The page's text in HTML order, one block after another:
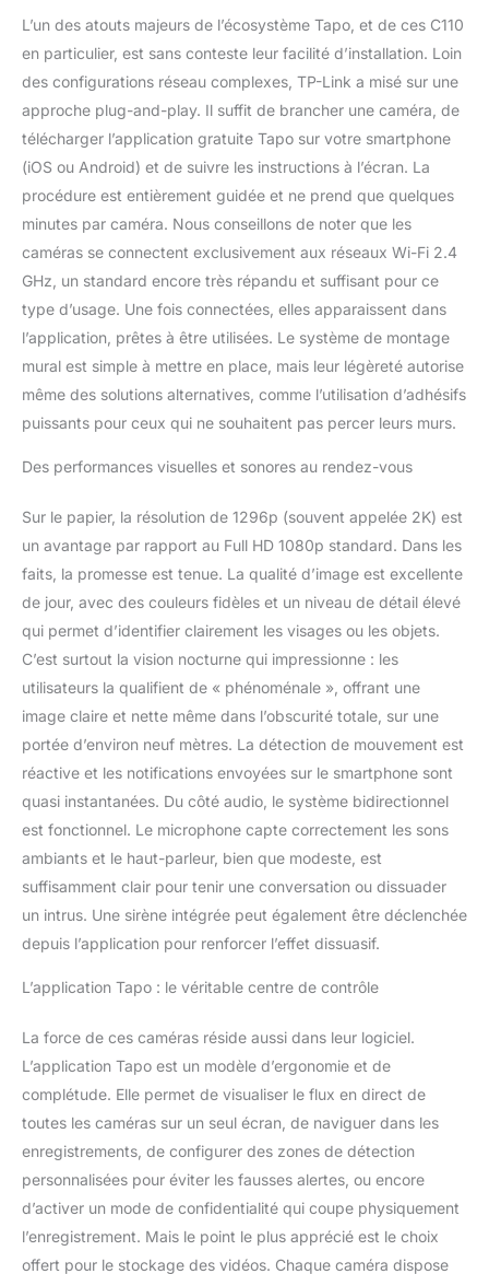
mouvement ou une
personne est détecté.
Les notifications des
que vous sachiez si c'est
votre animal de
compagnie qui joue ou si
quelqu'un est là.
Google Assistant.
Entièrement compatible
avec Amazon Alexa et
Google Assistant, utilisez
votre commande vocale
simple pour regarder la
caméra de sécurité
intérieure Tapo en direct
sur Echo Show ou
avec un écran. Obtenez
séquences de sécurité à
plus grand. Audio
bidirectionnel avec sirène
intégrée : ne quittez
jamais la maison avec
l'audio bidirectionnel
intégré. Utilisez-le
comme caméra pour
animaux de compagnie
avec application
téléphone pour
réconforter votre animal
de compagnie partout
dans le monde. Gardez
votre famille en sécurité
avec des caméras pour
maison contre les intrus.
L’un des atouts majeurs de l’écosystème Tapo, et de ces C110
en particulier, est sans conteste leur facilité d’installation. Loin
des configurations réseau complexes, TP-Link a misé sur une
approche plug-and-play. Il suffit de brancher une caméra, de
télécharger l’application gratuite Tapo sur votre smartphone
(iOS ou Android) et de suivre les instructions à l’écran. La
procédure est entièrement guidée et ne prend que quelques
minutes par caméra. Nous conseillons de noter que les
caméras se connectent exclusivement aux réseaux Wi-Fi 2.4
GHz, un standard encore très répandu et suffisant pour ce
type d’usage. Une fois connectées, elles apparaissent dans
l’application, prêtes à être utilisées. Le système de montage
mural est simple à mettre en place, mais leur légèreté autorise
même des solutions alternatives, comme l’utilisation d’adhésifs
puissants pour ceux qui ne souhaitent pas percer leurs murs.
Des performances visuelles et sonores au rendez-vous
Sur le papier, la résolution de 1296p (souvent appelée 2K) est
un avantage par rapport au Full HD 1080p standard. Dans les
faits, la promesse est tenue. La qualité d’image est excellente
de jour, avec des couleurs fidèles et un niveau de détail élevé
qui permet d’identifier clairement les visages ou les objets.
C’est surtout la vision nocturne qui impressionne : les
utilisateurs la qualifient de « phénoménale », offrant une
image claire et nette même dans l’obscurité totale, sur une
portée d’environ neuf mètres. La détection de mouvement est
réactive et les notifications envoyées sur le smartphone sont
quasi instantanées. Du côté audio, le système bidirectionnel
est fonctionnel. Le microphone capte correctement les sons
ambiants et le haut-parleur, bien que modeste, est
suffisamment clair pour tenir une conversation ou dissuader
un intrus. Une sirène intégrée peut également être déclenchée
depuis l’application pour renforcer l’effet dissuasif.
L’application Tapo : le véritable centre de contrôle
La force de ces caméras réside aussi dans leur logiciel.
L’application Tapo est un modèle d’ergonomie et de
complétude. Elle permet de visualiser le flux en direct de
toutes les caméras sur un seul écran, de naviguer dans les
enregistrements, de configurer des zones de détection
personnalisées pour éviter les fausses alertes, ou encore
d’activer un mode de confidentialité qui coupe physiquement
l’enregistrement. Mais le point le plus apprécié est le choix
offert pour le stockage des vidéos. Chaque caméra dispose